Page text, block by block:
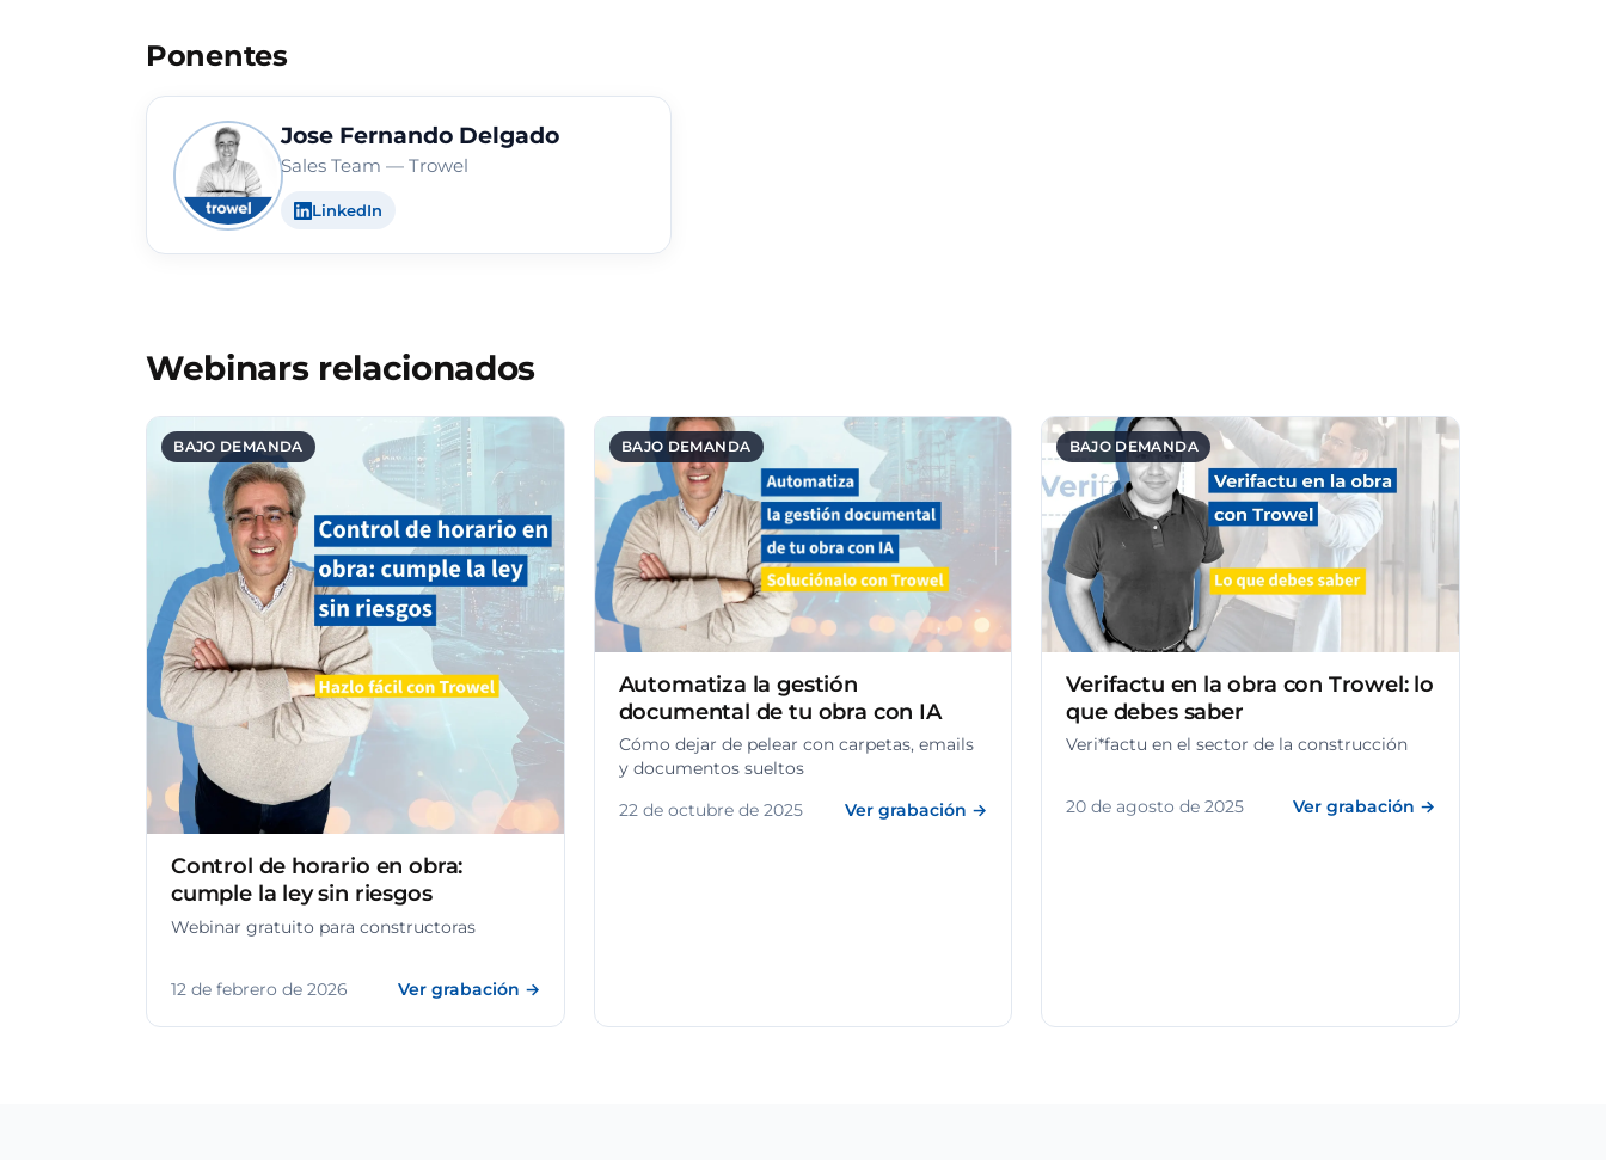
Ponentes
Jose Fernando Delgado
Sales Team — Trowel
LinkedIn
Webinars relacionados
BAJO DEMANDA
Control de horario en obra:
cumple la ley sin riesgos
Webinar gratuito para constructoras
12 de febrero de 2026 Ver grabación →
BAJO DEMANDA
Automatiza la gestión
documental de tu obra con IA
Cómo dejar de pelear con carpetas, emails
y documentos sueltos
22 de octubre de 2025
Ver grabación →
BAJO DEMANDA
Verifactu en la obra con Trowel: lo
que debes saber
Veri*factu en el sector de la construcción
20 de agosto de 2025 Ver grabación →